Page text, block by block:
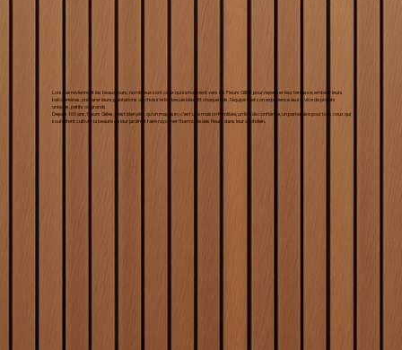
Lorsque reviennent les beaux jours, nombreux sont ceux qui se tournent vers les Fleurs Gilles pour repenser leur terrasse, embellir leurs
balconnières, préparer leurs plantations ou choisir le barbecue idéal. Et chaque fois, l’équipe met son expérience au service de projets
uniques, petits ou grands.
Depuis 100 ans, Fleurs Gilles, c’est bien plus qu’un magasin : c’est une maison familiale, un lieu de confiance, un partenaire pour tous ceux qui
souhaitent cultiver la beauté de leur jardin et faire rayonner l’harmonie des fleurs dans leur quotidien.